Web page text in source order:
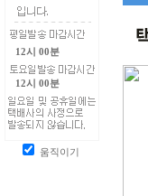
12시 00분
12시 00분
움직이기